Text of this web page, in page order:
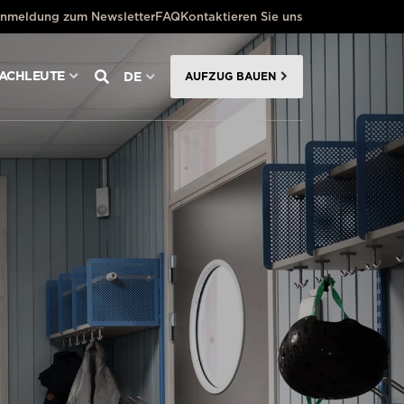
zum NewsletterFAQKontaktieren Sie uns
DE AUFZUG BAUEN